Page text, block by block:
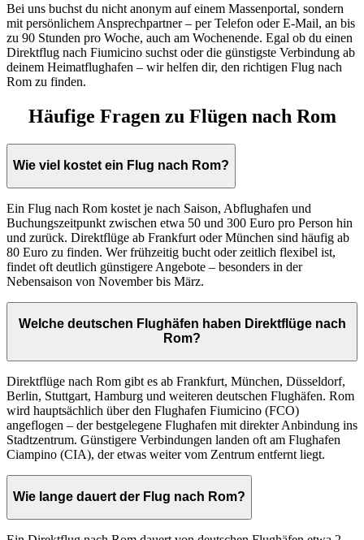
Bei uns buchst du nicht anonym auf einem Massenportal, sondern
mit persönlichem Ansprechpartner – per Telefon oder E-Mail, an bis
zu 90 Stunden pro Woche, auch am Wochenende. Egal ob du einen
Direktflug nach Fiumicino suchst oder die günstigste Verbindung ab
deinem Heimatflughafen – wir helfen dir, den richtigen Flug nach
Rom zu finden.
Häufige Fragen zu Flügen nach Rom
Wie viel kostet ein Flug nach Rom?
Ein Flug nach Rom kostet je nach Saison, Abflughafen und
Buchungszeitpunkt zwischen etwa 50 und 300 Euro pro Person hin
und zurück. Direktflüge ab Frankfurt oder München sind häufig ab
80 Euro zu finden. Wer frühzeitig bucht oder zeitlich flexibel ist,
findet oft deutlich günstigere Angebote – besonders in der
Nebensaison von November bis März.
Welche deutschen Flughäfen haben Direktflüge nach
Rom?
Direktflüge nach Rom gibt es ab Frankfurt, München, Düsseldorf,
Berlin, Stuttgart, Hamburg und weiteren deutschen Flughäfen. Rom
wird hauptsächlich über den Flughafen Fiumicino (FCO)
angeflogen – der bestgelegene Flughafen mit direkter Anbindung ins
Stadtzentrum. Günstigere Verbindungen landen oft am Flughafen
Ciampino (CIA), der etwas weiter vom Zentrum entfernt liegt.
Wie lange dauert der Flug nach Rom?